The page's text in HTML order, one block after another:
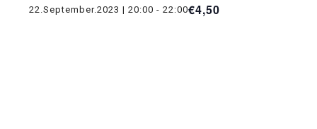
22.September.2023 | 20:00 - 22:00€4,50